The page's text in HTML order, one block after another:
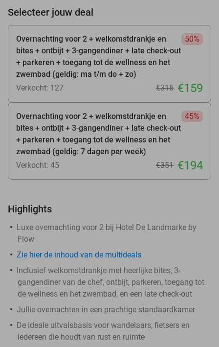
Selecteer jouw deal
Overnachting voor 2 + welkomstdrankje en
bites + ontbijt + 3-gangendiner + late check-out
+ parkeren + toegang tot de wellness en het
zwembad (geldig: ma t/m do + zo)
50%
Verkocht: 127 €315 €159
Overnachting voor 2 + welkomstdrankje en
bites + ontbijt + 3-gangendiner + late check-out
+ parkeren + toegang tot de wellness en het
zwembad (geldig: 7 dagen per week)
45%
Verkocht: 45 €351 €194
Highlights
Luxe overnachting voor 2 bij Hotel De Landmarke by
Flow
Zie hier de inhoud van de multideals
Inclusief welkomstdrankje met heerlijke bites, 3-
gangendiner van de chef, ontbijt, parkeren, toegang tot
de wellness en het zwembad, en een late check-out
Jullie overnachten in een prachtige standaardkamer
De ideale uitvalsbasis voor wandelaars, fietsers en
iedereen die houdt van rust en ruimte